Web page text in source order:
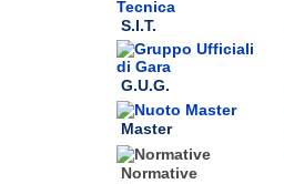
S.I.T.
G.U.G.
Master
Normative